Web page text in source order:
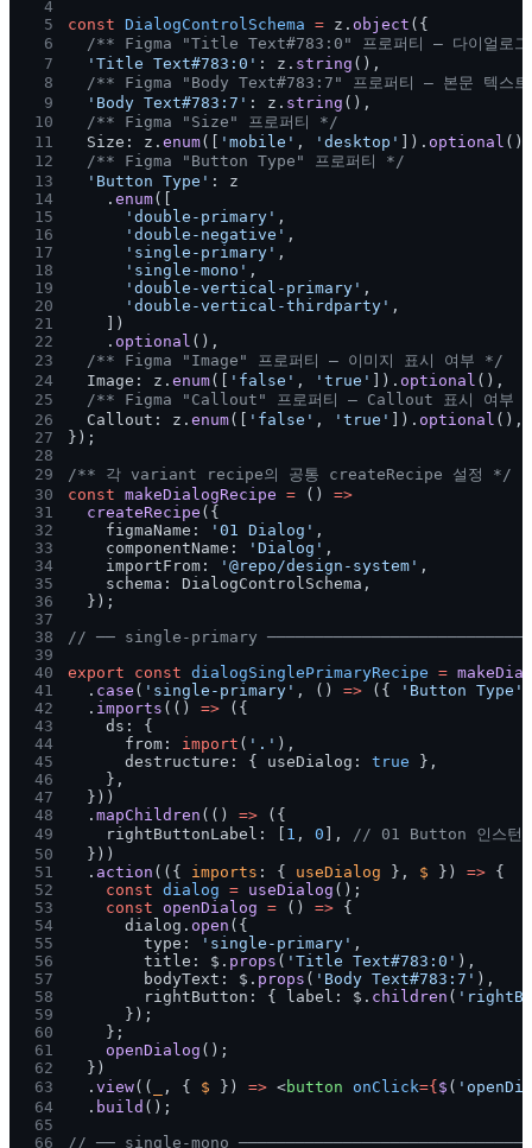
4
5
const DialogControlSchema = z. object ({
6
/** Figma "Title Text#783:0" 프로퍼티 — 다이얼로그
7
  'Title Text#783:0'
: z. string (),
8
/** Figma "Body Text#783:7" 프로퍼티 — 본문 텍스
9
  'Body Text#783:7'
: z. string (),
10
  /** Figma "Size" 프로퍼티 */
11
  Size: z.
enum([ 'mobile' , 'desktop' ]). optional (),
12
  /** Figma "Button Type" 프로퍼티 */
13
  'Button Type'
: z
14
    .
enum([
15
      'double-primary'
,
16
      'double-negative'
,
17
      'single-primary'
,
18
      'single-mono'
,
19
      'double-vertical-primary'
,
20
      'double-vertical-thirdparty'
,
21
    ])
22
    .
optional (),
23
  /** Figma "Image" 프로퍼티 — 이미지 표시 여부 */
24
  Image: z.
enum([ 'false' , 'true' ]). optional (),
25
/** Figma "Callout" 프로퍼티 — Callout 표시 여부
26
  Callout: z.
enum([ 'false' , 'true' ]). optional (),
27
});
28
29
/** 각 variant recipe의 공통 createRecipe 설정 */
30
const makeDialogRecipe = () =>
31
  createRecipe
({
32
    figmaName:
'01 Dialog' ,
33
    componentName:
'Dialog' ,
34
    importFrom:
'@repo/design-system' ,
35
    schema: DialogControlSchema,
36
  });
37
38
// ── single-primary
39
40
export const dialogSinglePrimaryRecipe =
41
  .
case ( 'single-primary' , () => ({ 'Button Type'
42
  .
imports (() => ({
43
    ds: {
44
      from:
import ( '.' ),
45
      destructure: { useDialog:
true },
46
    },
47
  }))
48
  .
mapChildren (() => ({
49
    rightButtonLabel: [
1 , 0 ],
// 01 Button 인스턴
50
  }))
51
  .
action (({ imports : { useDialog }, $ }) => {
52
    const
dialog = useDialog ();
53
    const
openDialog = () => {
54
      dialog.
open ({
55
        type:
'single-primary' ,
56
        title: $.
props ( 'Title Text#783:0' ),
57
        bodyText: $.
props ( 'Body Text#783:7' ),
58
        rightButton: { label: $.
children (
59
      });
60
    };
61
    openDialog
();
62
  })
63
  .
view(( , { $ }) => <button onClick={ $ (
64
  .
build ();
65
66
// ── single-mono